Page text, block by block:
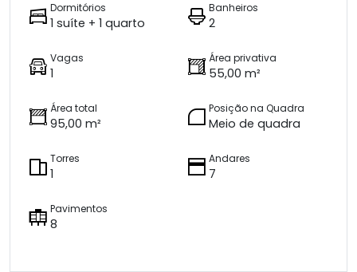
Dormitórios
1 suíte + 1 quarto
Banheiros
2
Vagas
1
Área privativa
55,00 m²
Área total
95,00 m²
Posição na Quadra
Meio de quadra
Torres
1
Andares
7
Pavimentos
8